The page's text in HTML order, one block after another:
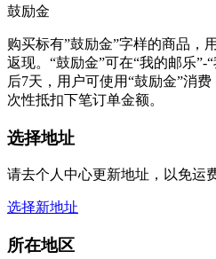
鼓励金
购买标有”鼓励金”字样的商品，
返现。“鼓励金”可在“我的邮乐”-
后7天，用户可使用“鼓励金”消
次性抵扣下笔订单金额。
选择地址
请去个人中心更新地址，以免运
选择新地址
所在地区